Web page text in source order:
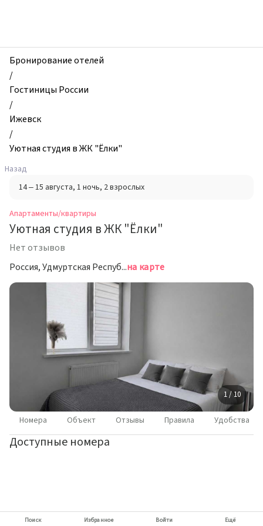
и
квартиры,
Уютная
студия
в
ЖК
"Ёлки",
Ижевск,
Россия
Бронирование отелей
/
Гостиницы России
/
Ижевск
/
Уютная студия в ЖК "Ёлки"
Назад
14 – 15 августа, 1 ночь, 2 взрослых
Апартаменты/квартиры
Уютная студия в ЖК "Ёлки"
Нет отзывов
Россия, Удмуртская Республика, Ижевск, проспект Конструктора М.Т. Калашникова, 11на карте
1 / 10
Номера Объект Отзывы Правила Удобства
Доступные номера
Поиск Избранное Войти Ещё